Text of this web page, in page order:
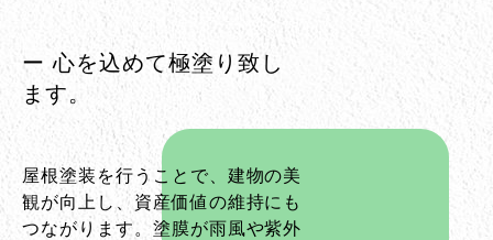
ー 心を込めて極塗り致し
ます。
屋根塗装を行うことで、建物の美
観が向上し、資産価値の維持にも
つながります。塗膜が雨風や紫外